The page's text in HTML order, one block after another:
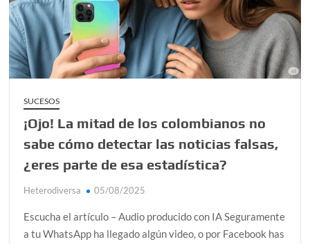
alcanzar
Día de Independencia 2026: de Patria Boba a Colombia
polarizada
¿Podemos comunicarnos con seres de otros planos o
Salud mental digital: cómo frenar la ansiedad que
generan las redes sociales
Denuncia por violencia sexual en Colombia: así avanza
¿Cómo descubrir esa conexión energética de la sexualidad
SUCESOS
¡Ojo! La mitad de los colombianos no
sabe cómo detectar las noticias falsas,
¿eres parte de esa estadística?
Heterodiversa 05/08/2025
Escucha el artículo – Audio producido con IA Seguramente
a tu WhatsApp ha llegado algún video, o por Facebook has